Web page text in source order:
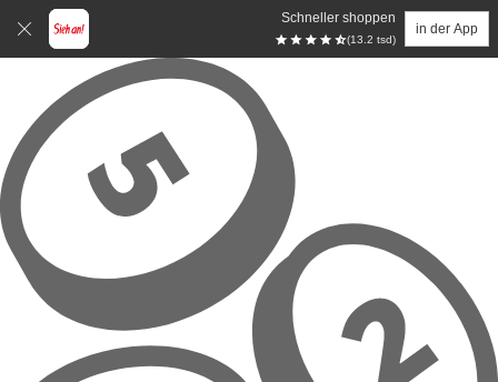
Schneller shoppen
(13.2 tsd)
in der App
Zum Hauptinhalt springen